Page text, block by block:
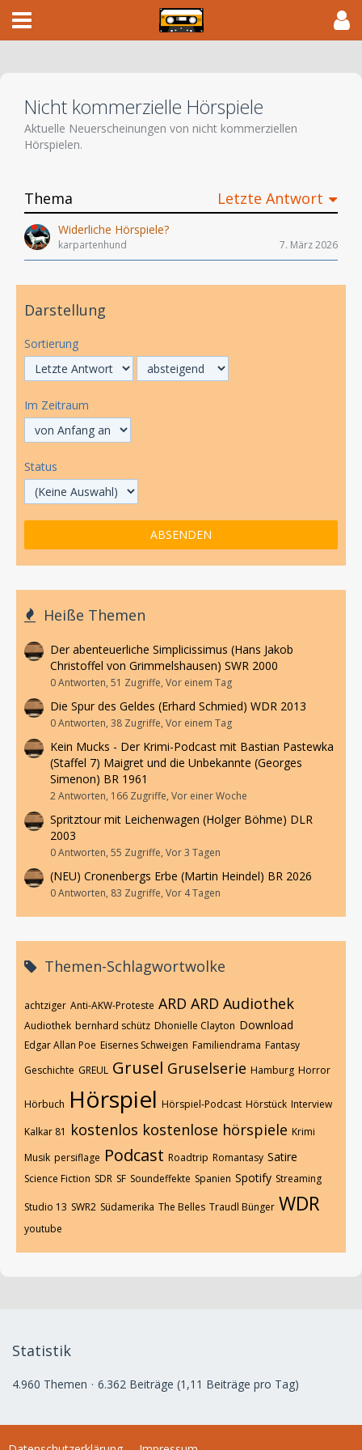
Nicht kommerzielle Hörspiele
Aktuelle Neuerscheinungen von nicht kommerziellen
Hörspielen.
Thema Letzte Antwort
Widerliche Hörspiele?
karpartenhund 7. März 2026
Darstellung
Sortierung
Im Zeitraum
Status
Heiße Themen
Der abenteuerliche Simplicissimus (Hans Jakob
Christoffel von Grimmelshausen) SWR 2000
0 Antworten, 51 Zugriffe, Vor einem Tag
Die Spur des Geldes (Erhard Schmied) WDR 2013
0 Antworten, 38 Zugriffe, Vor einem Tag
Kein Mucks - Der Krimi-Podcast mit Bastian Pastewka
(Staffel 7) Maigret und die Unbekannte (Georges
Simenon) BR 1961
2 Antworten, 166 Zugriffe, Vor einer Woche
Spritztour mit Leichenwagen (Holger Böhme) DLR
2003
0 Antworten, 55 Zugriffe, Vor 3 Tagen
(NEU) Cronenbergs Erbe (Martin Heindel) BR 2026
0 Antworten, 83 Zugriffe, Vor 4 Tagen
Themen-Schlagwortwolke
achtziger Anti-AKW-Proteste ARD ARD Audiothek
Audiothek bernhard schütz Dhonielle Clayton Download
Edgar Allan Poe Eisernes Schweigen Familiendrama Fantasy
Geschichte GREUL Grusel Gruselserie Hamburg Horror
Hörbuch Hörspiel Hörspiel-Podcast Hörstück Interview
Kalkar 81 kostenlos kostenlose hörspiele Krimi
Musik persiflage Podcast Roadtrip Romantasy Satire
Science Fiction SDR SF Soundeffekte Spanien Spotify Streaming
Studio 13 SWR2 Südamerika The Belles Traudl Bünger WDR
youtube
Statistik
4.960 Themen 6.362 Beiträge (1,11 Beiträge pro Tag)